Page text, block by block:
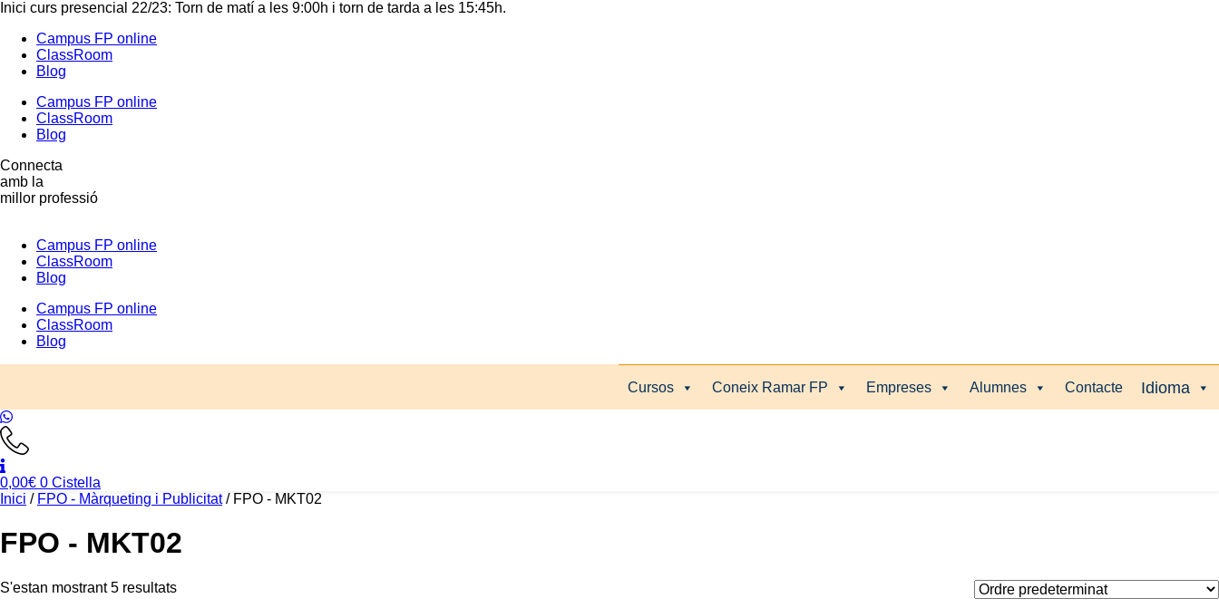
Inici curs presencial 22/23: Torn de matí a les 9:00h i torn de tarda a les 15:45h.
Campus FP online
ClassRoom
Blog
Campus FP online
ClassRoom
Blog
Connecta
amb la
millor professió
Campus FP online
ClassRoom
Blog
Campus FP online
ClassRoom
Blog
Cursos Coneix Ramar FP Empreses Alumnes Contacte
0,00€ 0 Cistella
Inici / FPO - Màrqueting i Publicitat/ FPO - MKT02
FPO - MKT02
S'estan mostrant 5 resultats